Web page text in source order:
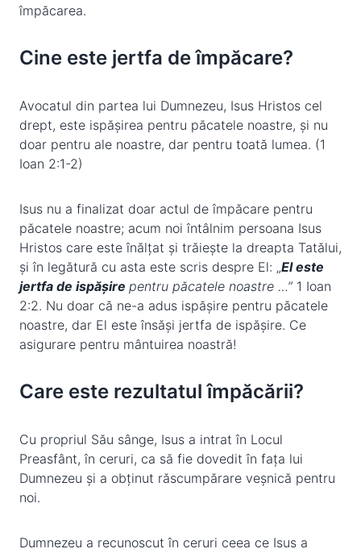
împăcarea.
Cine este jertfa de împăcare?
Avocatul din partea lui Dumnezeu, Isus Hristos cel
drept, este ispășirea pentru păcatele noastre, și nu
doar pentru ale noastre, dar pentru toată lumea. (1
Ioan 2:1-2)
Isus nu a finalizat doar actul de împăcare pentru
păcatele noastre; acum noi întâlnim persoana Isus
Hristos care este înălțat și trăiește la dreapta Tatălui,
și în legătură cu asta este scris despre El: „El este
jertfa de ispășire pentru păcatele noastre …” 1 Ioan
2:2. Nu doar că ne-a adus ispășire pentru păcatele
noastre, dar El este însăși jertfa de ispășire. Ce
asigurare pentru mântuirea noastră!
Care este rezultatul împăcării?
Cu propriul Său sânge, Isus a intrat în Locul
Preasfânt, în ceruri, ca să fie dovedit în fața lui
Dumnezeu și a obținut răscumpărare veșnică pentru
noi.
Dumnezeu a recunoscut în ceruri ceea ce Isus a